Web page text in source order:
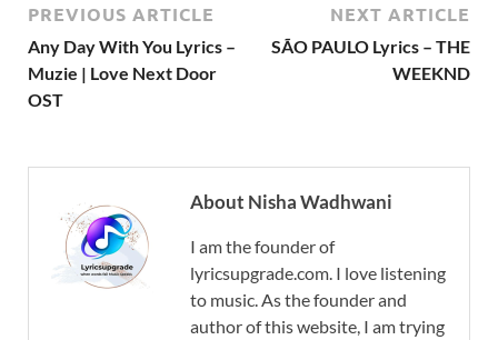
PREVIOUS ARTICLE
Any Day With You Lyrics –
Muzie | Love Next Door
OST
NEXT ARTICLE
SÃO PAULO Lyrics – THE
WEEKND
About Nisha Wadhwani
I am the founder of
lyricsupgrade.com. I love listening
to music. As the founder and
author of this website, I am trying